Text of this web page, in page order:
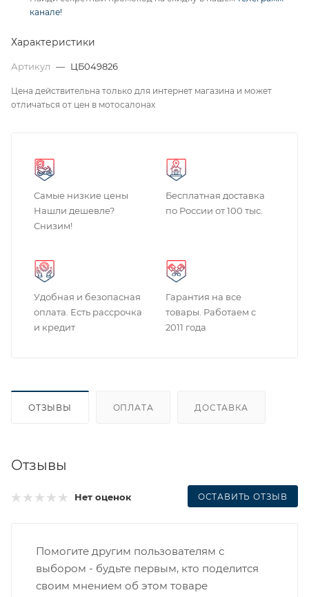
канале!
Характеристики
Артикул — ЦБ049826
Цена действительна только для интернет магазина и может
отличаться от цен в мотосалонах
Самые низкие цены
Нашли дешевле?
Снизим!
Бесплатная доставка
по России от 100 тыс.
Удобная и безопасная
оплата. Есть рассрочка
и кредит
Гарантия на все
товары. Работаем с
2011 года
ОТЗЫВЫ ОПЛАТА ДОСТАВКА
Отзывы
Нет оценок ОСТАВИТЬ ОТЗЫВ
Помогите другим пользователям с
выбором - будьте первым, кто поделится
своим мнением об этом товаре